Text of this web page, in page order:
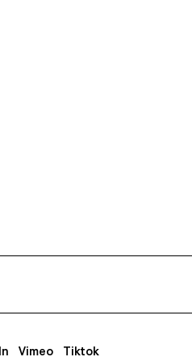
Vimeo Tiktok